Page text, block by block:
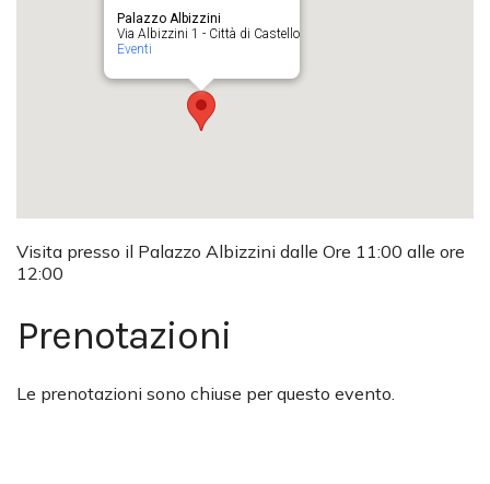
Palazzo Albizzini
Via Albizzini 1 - Città di Castello
Eventi
Visita presso il Palazzo Albizzini dalle Ore 11:00 alle ore
12:00
Prenotazioni
Le prenotazioni sono chiuse per questo evento.